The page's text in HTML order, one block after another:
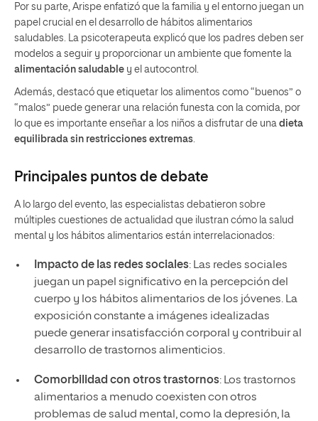
Por su parte, Arispe enfatizó que la familia y el entorno juegan un
papel crucial en el desarrollo de hábitos alimentarios
saludables. La psicoterapeuta explicó que los padres deben ser
modelos a seguir y proporcionar un ambiente que fomente la
alimentación saludable y el autocontrol.
Además, destacó que etiquetar los alimentos como “buenos” o
“malos” puede generar una relación funesta con la comida, por
lo que es importante enseñar a los niños a disfrutar de una dieta
equilibrada sin restricciones extremas.
Principales puntos de debate
A lo largo del evento, las especialistas debatieron sobre
múltiples cuestiones de actualidad que ilustran cómo la salud
mental y los hábitos alimentarios están interrelacionados:
Impacto de las redes sociales: Las redes sociales
juegan un papel significativo en la percepción del
cuerpo y los hábitos alimentarios de los jóvenes. La
exposición constante a imágenes idealizadas
puede generar insatisfacción corporal y contribuir al
desarrollo de trastornos alimenticios.
Comorbilidad con otros trastornos: Los trastornos
alimentarios a menudo coexisten con otros
problemas de salud mental, como la depresión, la